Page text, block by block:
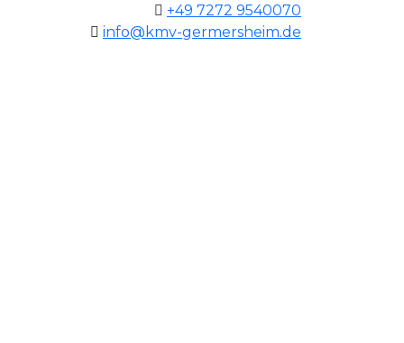
+49 7272 9540070
info@kmv-germersheim.de